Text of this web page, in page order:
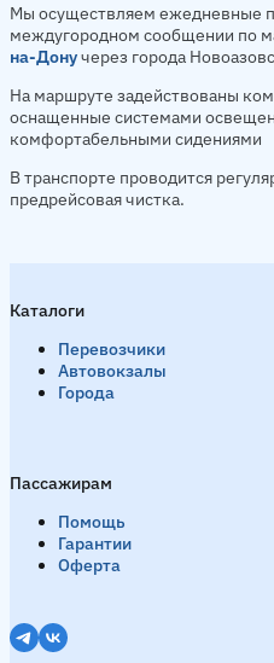
Мы осуществляем ежедневные
междугородном сообщении по
на-Донучерез города
На маршруте задействованы
оснащенные системами
комфортабельными сидениями
В транспорте проводится
предрейсовая чистка.
Каталоги
Перевозчики
Автовокзалы
Города
Пассажирам
Помощь
Гарантии
Оферта